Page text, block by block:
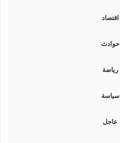
اقتصاد
حوادث
رياضة
سياسة
عاجل